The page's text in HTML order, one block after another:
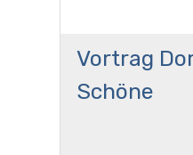
Vortrag
Schöne